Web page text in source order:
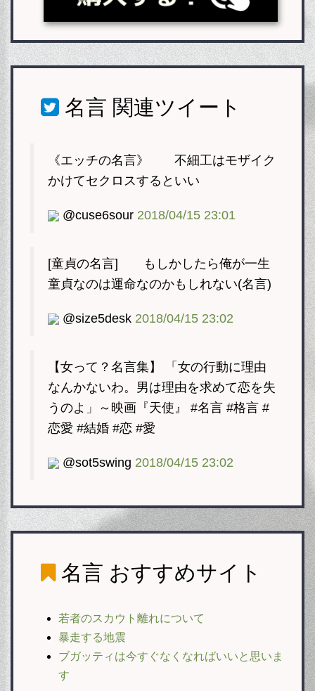
名言 関連ツイート
《エッチの名言》 不細工はモザイク
かけてセクロスするといい
@cuse6sour 2018/04/15 23:01
[童貞の名言] もしかしたら俺が一生
童貞なのは運命なのかもしれない(名言)
@size5desk 2018/04/15 23:02
【女って？名言集】 「女の行動に理由
なんかないわ。男は理由を求めて恋を失
うのよ」～映画『天使』 #名言 #格言 #
恋愛 #結婚 #恋 #愛
@sot5swing 2018/04/15 23:02
名言 おすすめサイト
若者のスカウト離れについて
暴走する地震
ブガッティは今すぐなくなればいいと思いま
す